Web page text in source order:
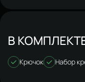
В
Крючок Набор